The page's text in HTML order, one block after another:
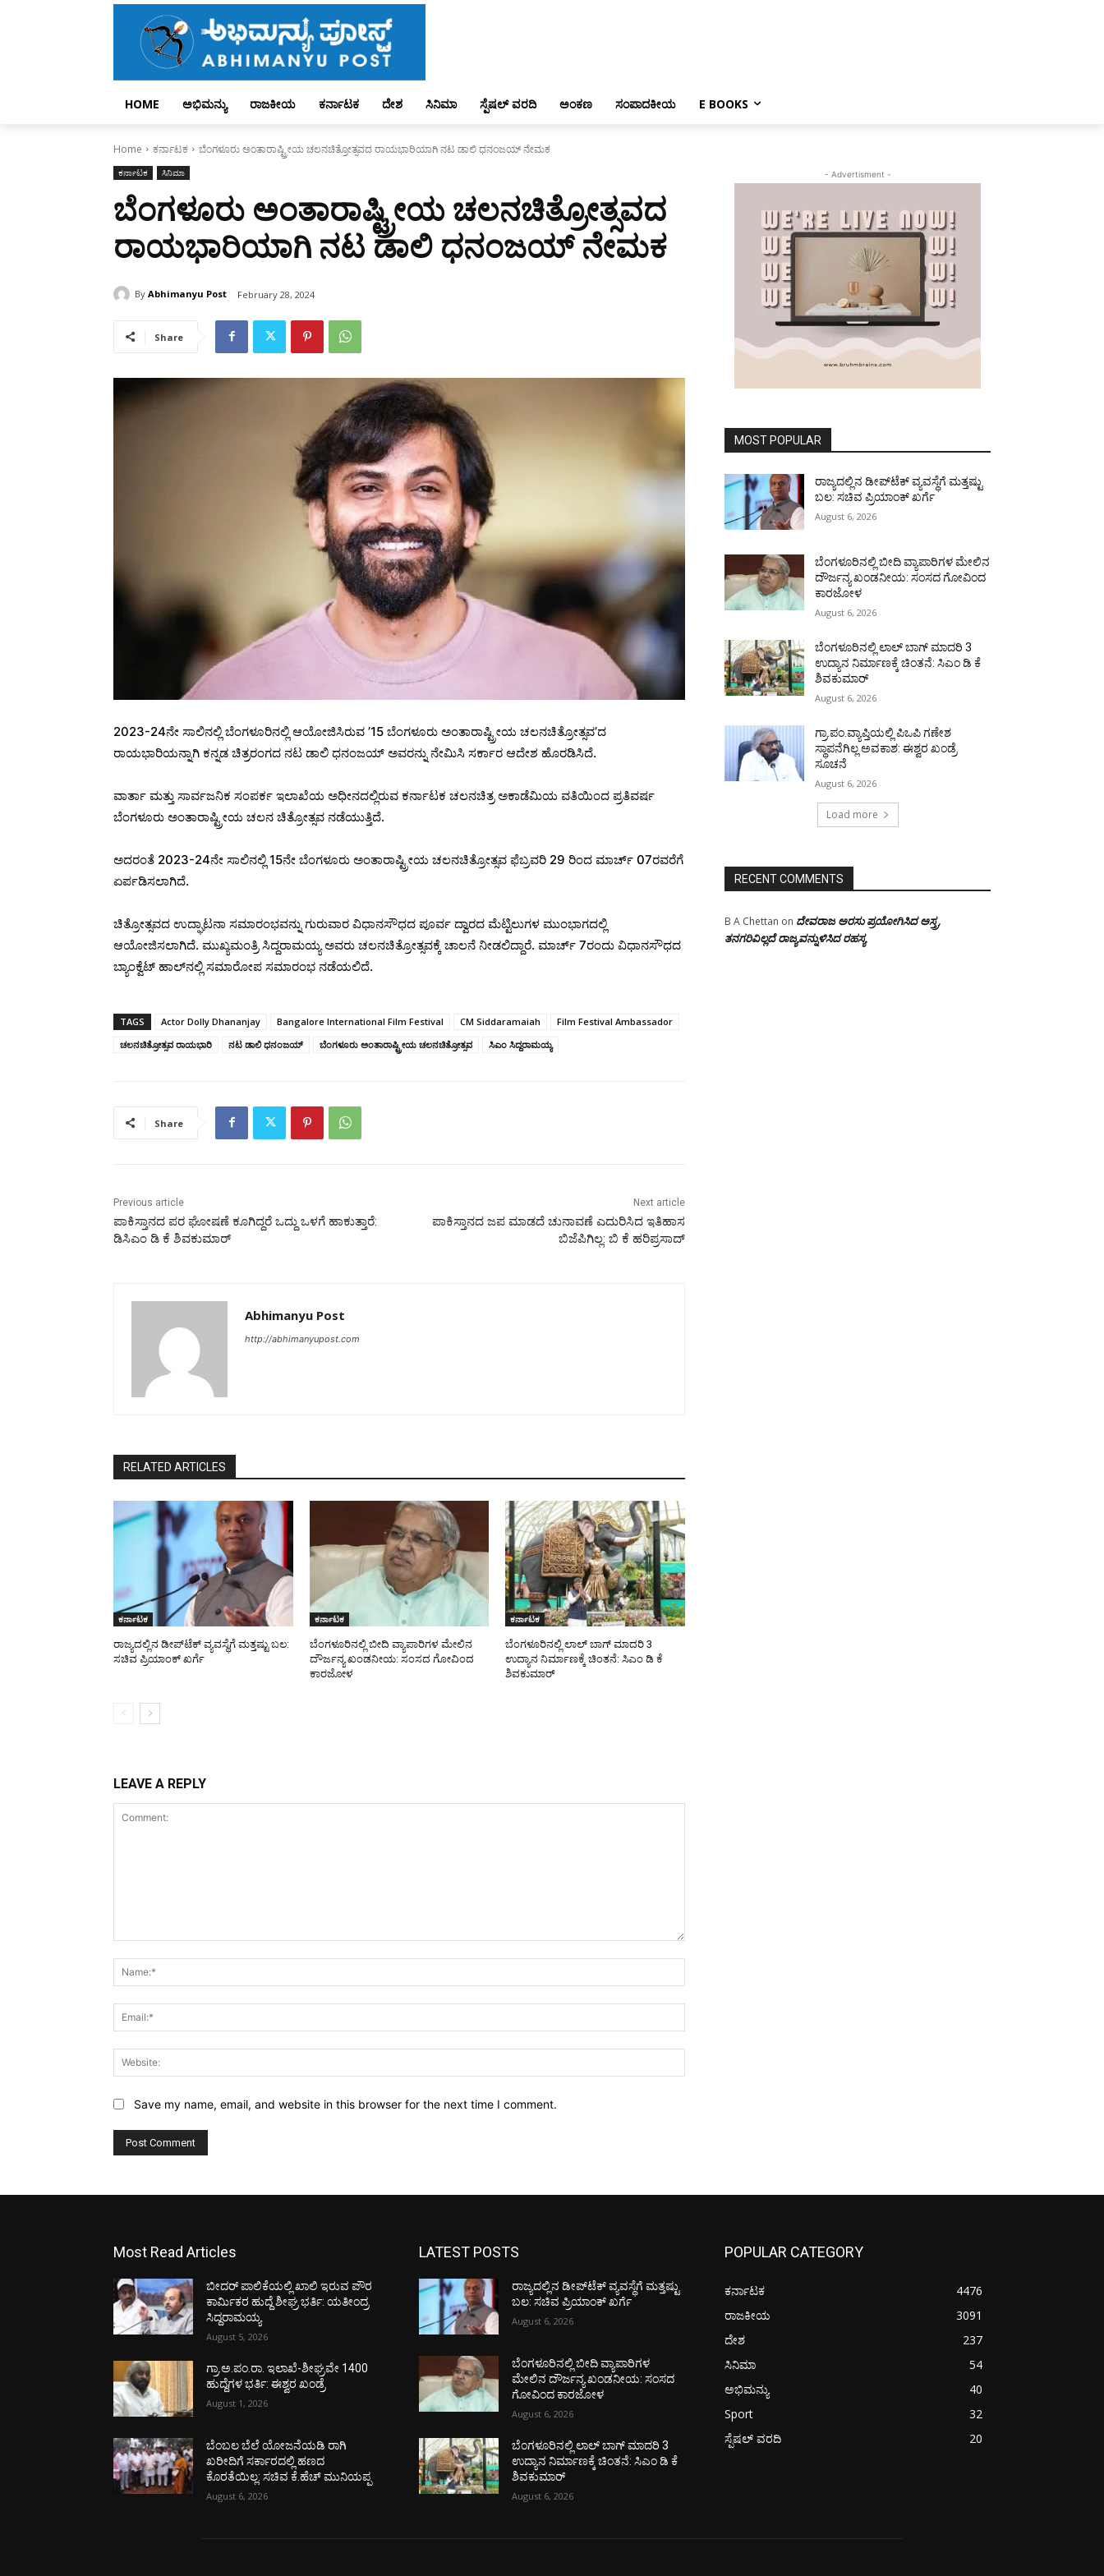
HOME ಅಭಿಮನ್ಯು ರಾಜಕೀಯ ಕರ್ನಾಟಕ ದೇಶ ಸಿನಿಮಾ ಸ್ಪೆಷಲ್ ವರದಿ ಅಂಕಣ ಸಂಪಾದಕೀಯ E BOOKS
Home ಕರ್ನಾಟಕ ಬೆಂಗಳೂರು ಅಂತಾರಾಷ್ಟ್ರೀಯ ಚಲನಚಿತ್ರೋತ್ಸವದ ರಾಯಭಾರಿಯಾಗಿ ನಟ ಡಾಲಿ ಧನಂಜಯ್ ನೇಮಕ
ಕರ್ನಾಟಕ ಸಿನಿಮಾ
ಬೆಂಗಳೂರು ಅಂತಾರಾಷ್ಟ್ರೀಯ ಚಲನಚಿತ್ರೋತ್ಸವದ
ರಾಯಭಾರಿಯಾಗಿ ನಟ ಡಾಲಿ ಧನಂಜಯ್ ನೇಮಕ
By Abhimanyu Post February 28, 2024
Share
2023-24ನೇ ಸಾಲಿನಲ್ಲಿ ಬೆಂಗಳೂರಿನಲ್ಲಿ ಆಯೋಜಿಸಿರುವ ’15 ಬೆಂಗಳೂರು ಅಂತಾರಾಷ್ಟ್ರೀಯ ಚಲನಚಿತ್ರೋತ್ಸವ’ದ
ರಾಯಭಾರಿಯನ್ನಾಗಿ ಕನ್ನಡ ಚಿತ್ರರಂಗದ ನಟ ಡಾಲಿ ಧನಂಜಯ್ ಅವರನ್ನು ನೇಮಿಸಿ ಸರ್ಕಾರ ಆದೇಶ ಹೊರಡಿಸಿದೆ.
ವಾರ್ತಾ ಮತ್ತು ಸಾರ್ವಜನಿಕ ಸಂಪರ್ಕ ಇಲಾಖೆಯ ಅಧೀನದಲ್ಲಿರುವ ಕರ್ನಾಟಕ ಚಲನಚಿತ್ರ ಅಕಾಡೆಮಿಯ ವತಿಯಿಂದ ಪ್ರತಿವರ್ಷ
ಬೆಂಗಳೂರು ಅಂತಾರಾಷ್ಟ್ರೀಯ ಚಲನ ಚಿತ್ರೋತ್ಸವ ನಡೆಯುತ್ತಿದೆ.
ಅದರಂತೆ 2023-24ನೇ ಸಾಲಿನಲ್ಲಿ 15ನೇ ಬೆಂಗಳೂರು ಅಂತಾರಾಷ್ಟ್ರೀಯ ಚಲನಚಿತ್ರೋತ್ಸವ ಫೆಬ್ರವರಿ 29 ರಿಂದ ಮಾರ್ಚ್ 07ರವರೆಗೆ
ಏರ್ಪಡಿಸಲಾಗಿದೆ.
ಚಿತ್ರೋತ್ಸವದ ಉದ್ಘಾಟನಾ ಸಮಾರಂಭವನ್ನು ಗುರುವಾರ ವಿಧಾನಸೌಧದ ಪೂರ್ವ ದ್ವಾರದ ಮೆಟ್ಟಿಲುಗಳ ಮುಂಭಾಗದಲ್ಲಿ
ಆಯೋಜಿಸಲಾಗಿದೆ. ಮುಖ್ಯಮಂತ್ರಿ ಸಿದ್ದರಾಮಯ್ಯ ಅವರು ಚಲನಚಿತ್ರೋತ್ಸವಕ್ಕೆ ಚಾಲನೆ ನೀಡಲಿದ್ದಾರೆ. ಮಾರ್ಚ್‌ 7ರಂದು ವಿಧಾನಸೌಧದ
ಬ್ಯಾಂಕ್ವೆಟ್ ಹಾಲ್‌ನಲ್ಲಿ ಸಮಾರೋಪ ಸಮಾರಂಭ ನಡೆಯಲಿದೆ.
TAGS Actor Dolly Dhananjay Bangalore International Film Festival CM Siddaramaiah
Film Festival Ambassador
ಚಲನಚಿತ್ರೋತ್ಸವ ರಾಯಭಾರಿ
ನಟ ಡಾಲಿ ಧನಂಜಯ್ ಬೆಂಗಳೂರು ಅಂತಾರಾಷ್ಟ್ರೀಯ ಚಲನಚಿತ್ರೋತ್ಸವ ಸಿಎಂ ಸಿದ್ದರಾಮಯ್ಯ
Share
Previous article
ಪಾಕಿಸ್ತಾನದ ಪರ ಘೋಷಣೆ ಕೂಗಿದ್ದರೆ ಒದ್ದು ಒಳಗೆ ಹಾಕುತ್ತಾರೆ:
ಡಿಸಿಎಂ ಡಿ ಕೆ ಶಿವಕುಮಾರ್
Next article
ಪಾಕಿಸ್ತಾನದ ಜಪ ಮಾಡದೆ ಚುನಾವಣೆ ಎದುರಿಸಿದ ಇತಿಹಾಸ
ಬಿಜೆಪಿಗಿಲ್ಲ: ಬಿ ಕೆ ಹರಿಪ್ರಸಾದ್‌
Abhimanyu Post
http://abhimanyupost.com
RELATED ARTICLES
ಕರ್ನಾಟಕ
ರಾಜ್ಯದಲ್ಲಿನ ಡೀಪ್‌ಟೆಕ್‌ ವ್ಯವಸ್ಥೆಗೆ ಮತ್ತಷ್ಟು ಬಲ:
ಸಚಿವ ಪ್ರಿಯಾಂಕ್ ಖರ್ಗೆ
ಕರ್ನಾಟಕ
ಬೆಂಗಳೂರಿನಲ್ಲಿ ಬೀದಿ ವ್ಯಾಪಾರಿಗಳ ಮೇಲಿನ
ದೌರ್ಜನ್ಯ ಖಂಡನೀಯ: ಸಂಸದ ಗೋವಿಂದ
ಕಾರಜೋಳ
ಕರ್ನಾಟಕ
ಬೆಂಗಳೂರಿನಲ್ಲಿ ಲಾಲ್ ಬಾಗ್ ಮಾದರಿ 3
ಉದ್ಯಾನ ನಿರ್ಮಾಣಕ್ಕೆ ಚಿಂತನೆ: ಸಿಎಂ ಡಿ ಕೆ
ಶಿವಕುಮಾರ್
LEAVE A REPLY
Save my name, email, and website in this browser for the next time I comment.
- Advertisment -
MOST POPULAR
ರಾಜ್ಯದಲ್ಲಿನ ಡೀಪ್‌ಟೆಕ್‌ ವ್ಯವಸ್ಥೆಗೆ ಮತ್ತಷ್ಟು
ಬಲ: ಸಚಿವ ಪ್ರಿಯಾಂಕ್ ಖರ್ಗೆ
August 6, 2026
ಬೆಂಗಳೂರಿನಲ್ಲಿ ಬೀದಿ ವ್ಯಾಪಾರಿಗಳ ಮೇಲಿನ
ದೌರ್ಜನ್ಯ ಖಂಡನೀಯ: ಸಂಸದ ಗೋವಿಂದ
ಕಾರಜೋಳ
August 6, 2026
ಬೆಂಗಳೂರಿನಲ್ಲಿ ಲಾಲ್ ಬಾಗ್ ಮಾದರಿ 3
ಉದ್ಯಾನ ನಿರ್ಮಾಣಕ್ಕೆ ಚಿಂತನೆ: ಸಿಎಂ ಡಿ ಕೆ
ಶಿವಕುಮಾರ್
August 6, 2026
ಗ್ರಾ.ಪಂ.ವ್ಯಾಪ್ತಿಯಲ್ಲಿ ಪಿಒಪಿ ಗಣೇಶ
ಸ್ಥಾಪನೆಗಿಲ್ಲ ಅವಕಾಶ: ಈಶ್ವರ ಖಂಡ್ರೆ
ಸೂಚನೆ
August 6, 2026
Load more
RECENT COMMENTS
B A Chettan on ದೇವರಾಜ ಅರಸು ಪ್ರಯೋಗಿಸಿದ ಅಸ್ತ್ರ,
ತನಗರಿವಿಲ್ಲದೆ ರಾಜ್ಯವನ್ನುಳಿಸಿದ ರಹಸ್ಯ
Most Read Articles
ಬೀದರ್ ಪಾಲಿಕೆಯಲ್ಲಿ ಖಾಲಿ ಇರುವ ಪೌರ
ಕಾರ್ಮಿಕರ ಹುದ್ದೆ ಶೀಘ್ರ ಭರ್ತಿ: ಯತೀಂದ್ರ
ಸಿದ್ದರಾಮಯ್ಯ
August 5, 2026
ಗ್ರಾ.ಅ.ಪಂ.ರಾ. ಇಲಾಖೆ-ಶೀಘ್ರವೇ 1400
ಹುದ್ದೆಗಳ ಭರ್ತಿ: ಈಶ್ವರ ಖಂಡ್ರೆ
August 1, 2026
ಬೆಂಬಲ ಬೆಲೆ ಯೋಜನೆಯಡಿ ರಾಗಿ
ಖರೀದಿಗೆ ಸರ್ಕಾರದಲ್ಲಿ ಹಣದ
ಕೊರತೆಯಿಲ್ಲ: ಸಚಿವ ಕೆ.ಹೆಚ್ ಮುನಿಯಪ್ಪ
August 6, 2026
LATEST POSTS
ರಾಜ್ಯದಲ್ಲಿನ ಡೀಪ್‌ಟೆಕ್‌ ವ್ಯವಸ್ಥೆಗೆ ಮತ್ತಷ್ಟು
ಬಲ: ಸಚಿವ ಪ್ರಿಯಾಂಕ್ ಖರ್ಗೆ
August 6, 2026
ಬೆಂಗಳೂರಿನಲ್ಲಿ ಬೀದಿ ವ್ಯಾಪಾರಿಗಳ
ಮೇಲಿನ ದೌರ್ಜನ್ಯ ಖಂಡನೀಯ: ಸಂಸದ
ಗೋವಿಂದ ಕಾರಜೋಳ
August 6, 2026
ಬೆಂಗಳೂರಿನಲ್ಲಿ ಲಾಲ್ ಬಾಗ್ ಮಾದರಿ 3
ಉದ್ಯಾನ ನಿರ್ಮಾಣಕ್ಕೆ ಚಿಂತನೆ: ಸಿಎಂ ಡಿ ಕೆ
ಶಿವಕುಮಾರ್
August 6, 2026
POPULAR CATEGORY
ಕರ್ನಾಟಕ
4476
ರಾಜಕೀಯ
3091
ದೇಶ
237
ಸಿನಿಮಾ
54
ಅಭಿಮನ್ಯು
40
Sport
32
ಸ್ಪೆಷಲ್ ವರದಿ
20